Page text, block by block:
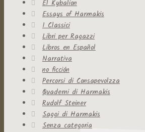
El Kybalion
Essays of Harmakis
I Classici
Libri per Ragazzi
Libros en Español
Narrativa
no ficción
Percorsi di Consapevolzza
Quaderni di Harmakis
Rudolf Steiner
Saggi di Harmakis
Senza categoria